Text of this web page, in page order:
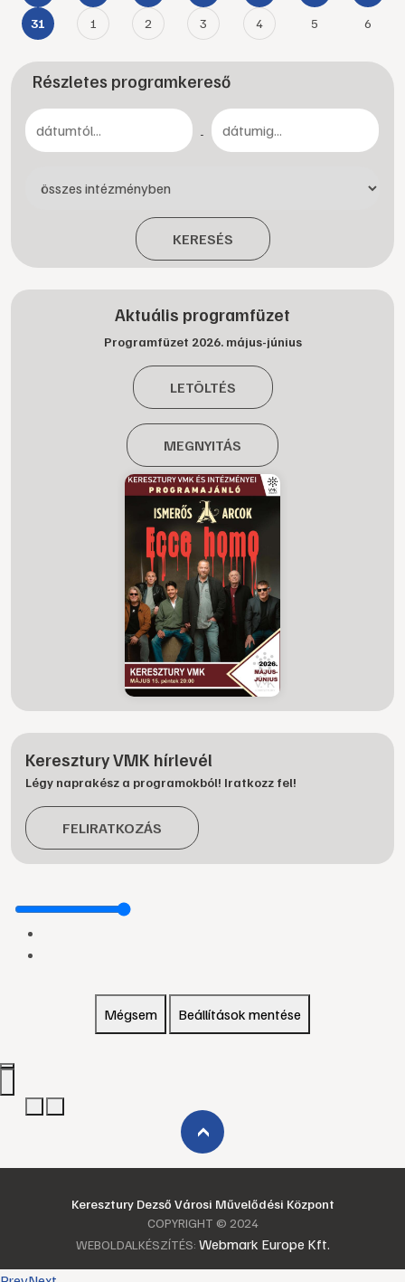
31 1 2 3 4 5 6
Részletes programkereső
-
KERESÉS
Aktuális programfüzet
Programfüzet 2026. május-június
LETÖLTÉS
MEGNYITÁS
Keresztury VMK hírlevél
Légy naprakész a programokból! Iratkozz fel!
FELIRATKOZÁS
Mégsem Beállítások mentése
›
Keresztury Dezső Városi Művelődési Központ
COPYRIGHT © 2024
WEBOLDALKÉSZÍTÉS: Webmark Europe Kft.